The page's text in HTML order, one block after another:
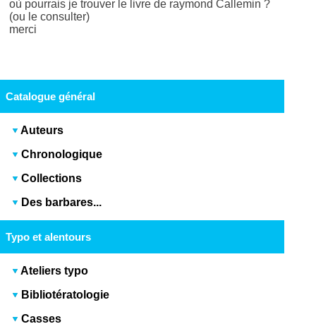
où pourrais je trouver le livre de raymond Callemin ?
(ou le consulter)
merci
Catalogue général
Auteurs
Chronologique
Collections
Des barbares...
Typo et alentours
Ateliers typo
Bibliotératologie
Casses